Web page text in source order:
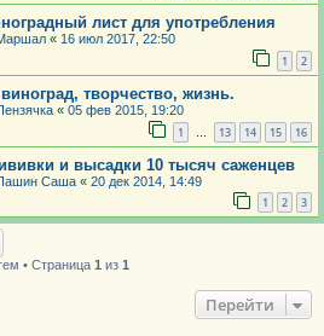
лист для употребления
« 16 июл 2017, 22:50
1 2
творчество, жизнь.
« 05 фев 2015, 19:20
1 … 13 14 15 16
и высадки 10 тысяч саженцев
Саша « 20 дек 2014, 14:49
1 2 3
• Страница 1 из 1
Перейти